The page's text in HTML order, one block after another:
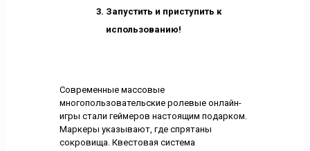
Запустить и приступить к
использованию!
Современные массовые
многопользовательские ролевые онлайн-
игры стали геймеров настоящим подарком.
Маркеры указывают, где спрятаны
сокровища. Квестовая система